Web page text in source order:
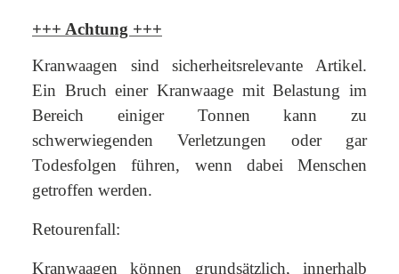
+++ Achtung +++
Kranwaagen sind sicherheitsrelevante Artikel.
Ein Bruch einer Kranwaage mit Belastung im
Bereich einiger Tonnen kann zu
schwerwiegenden Verletzungen oder gar
Todesfolgen führen, wenn dabei Menschen
getroffen werden.
Retourenfall:
Kranwaagen können grundsätzlich, innerhalb